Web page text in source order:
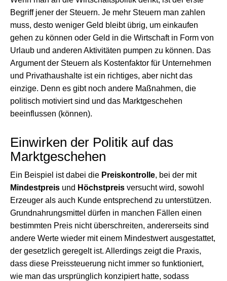
Begriff jener der Steuern. Je mehr Steuern man zahlen
muss, desto weniger Geld bleibt übrig, um einkaufen
gehen zu können oder Geld in die Wirtschaft in Form von
Urlaub und anderen Aktivitäten pumpen zu können. Das
Argument der Steuern als Kostenfaktor für Unternehmen
und Privathaushalte ist ein richtiges, aber nicht das
einzige. Denn es gibt noch andere Maßnahmen, die
politisch motiviert sind und das Marktgeschehen
beeinflussen (können).
Einwirken der Politik auf das
Marktgeschehen
Ein Beispiel ist dabei die Preiskontrolle, bei der mit
Mindestpreis und Höchstpreis versucht wird, sowohl
Erzeuger als auch Kunde entsprechend zu unterstützen.
Grundnahrungsmittel dürfen in manchen Fällen einen
bestimmten Preis nicht überschreiten, andererseits sind
andere Werte wieder mit einem Mindestwert ausgestattet,
der gesetzlich geregelt ist. Allerdings zeigt die Praxis,
dass diese Preissteuerung nicht immer so funktioniert,
wie man das ursprünglich konzipiert hatte, sodass